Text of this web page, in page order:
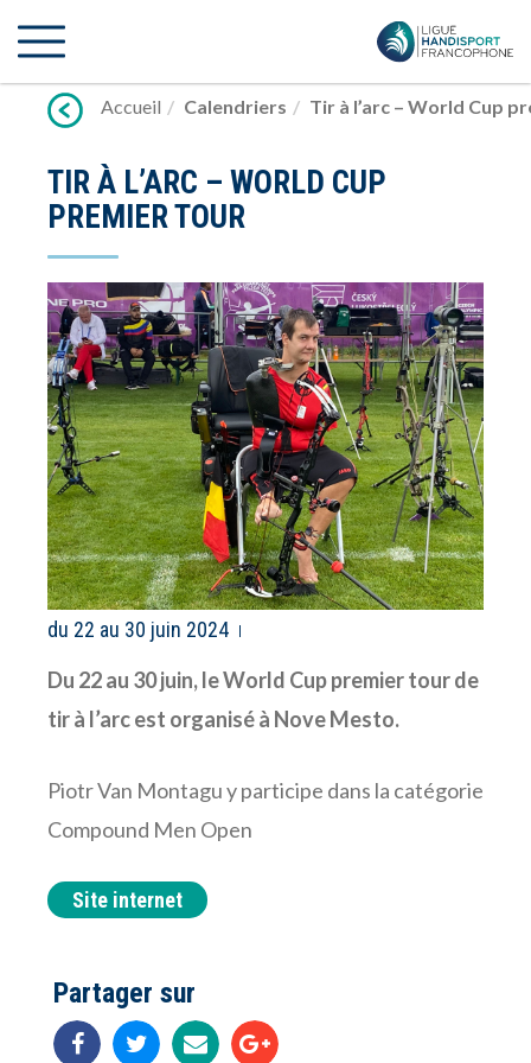
vers
Accueil
Calendriers Tir à l’arc – World Cup
TIR À L’ARC – WORLD CUP
PREMIER TOUR
du 22 au 30 juin 2024
Du 22 au 30 juin, le World Cup premier tour de
tir à l’arc est organiséà Nove Mesto.
Piotr Van Montagu y participe dans la catégorie
Compound Men Open
Site internet
Partager sur